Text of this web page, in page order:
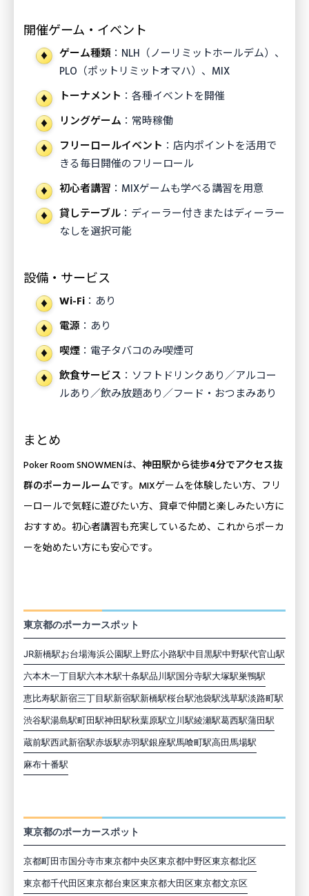
開催ゲーム・イベント
ゲーム種類 ：NLH（ノーリミットホールデム）、
PLO（ポットリミットオマハ）、MIX
トーナメント ：各種イベントを開催
リングゲーム ：常時稼働
フリーロールイベント ：店内ポイントを活用で
きる毎日開催のフリーロール
初心者講習 ：MIXゲームも学べる講習を用意
貸しテーブル ：ディーラー付きまたはディーラー
なしを選択可能
設備・サービス
Wi-Fi ：あり
電源 ：あり
喫煙 ：電子タバコのみ喫煙可
飲食サービス ：ソフトドリンクあり／アルコー
ルあり／飲み放題あり／フード・おつまみあり
まとめ
Poker Room SNOWMENは、 神田駅から徒歩4分でアクセス抜
群のポーカールームです。MIXゲームを体験したい方、フリ
ーロールで気軽に遊びたい方、貸卓で仲間と楽しみたい方に
おすすめ。初心者講習も充実しているため、これからポーカ
ーを始めたい方にも安心です。
東京都のポーカースポット
JR新橋駅お台場海浜公園駅上野広小路駅中目黒駅中野駅代官山駅
六本木一丁目駅六本木駅十条駅品川駅国分寺駅大塚駅巣鴨駅
恵比寿駅新宿三丁目駅新宿駅新橋駅桜台駅池袋駅浅草駅淡路町駅
渋谷駅湯島駅町田駅神田駅秋葉原駅立川駅綾瀬駅葛西駅蒲田駅
蔵前駅西武新宿駅赤坂駅赤羽駅銀座駅馬喰町駅高田馬場駅
麻布十番駅
東京都のポーカースポット
京都町田市国分寺市東京都中央区東京都中野区東京都北区
東京都千代田区東京都台東区東京都大田区東京都文京区